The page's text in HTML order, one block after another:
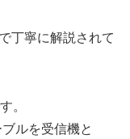
丁寧に解説されて
。
ルを受信機と